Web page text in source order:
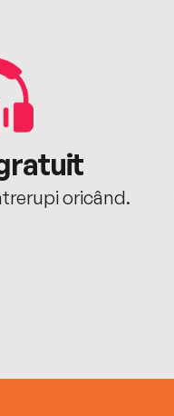
oricând.